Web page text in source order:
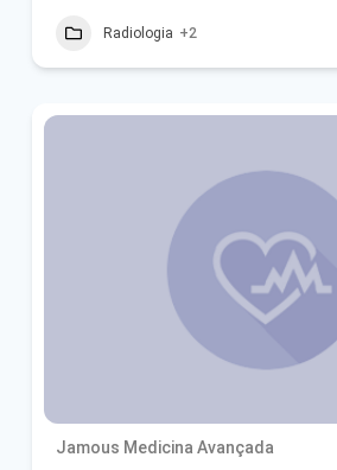
Radiologia +2
Jamous Medicina Avançada